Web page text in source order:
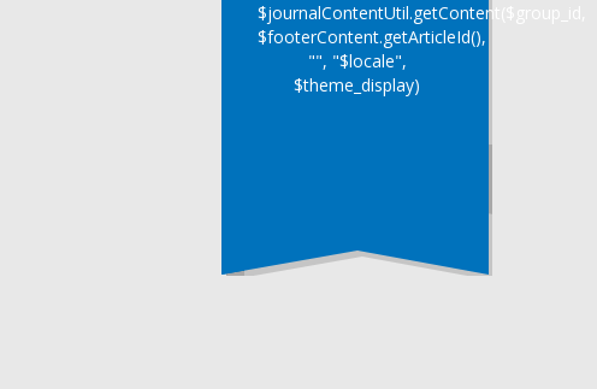
$journalContentUtil.getContent($group_id,
$footerContent.getArticleId(),
"", "$locale",
$theme_display)